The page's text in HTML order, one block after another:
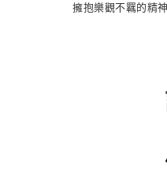
擁抱樂觀不羈的精